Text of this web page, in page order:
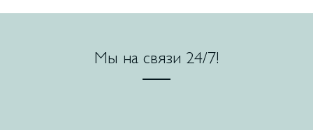
Мы на связи 24/7!